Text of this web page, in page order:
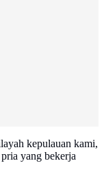
kepulauan kami,
yang bekerja